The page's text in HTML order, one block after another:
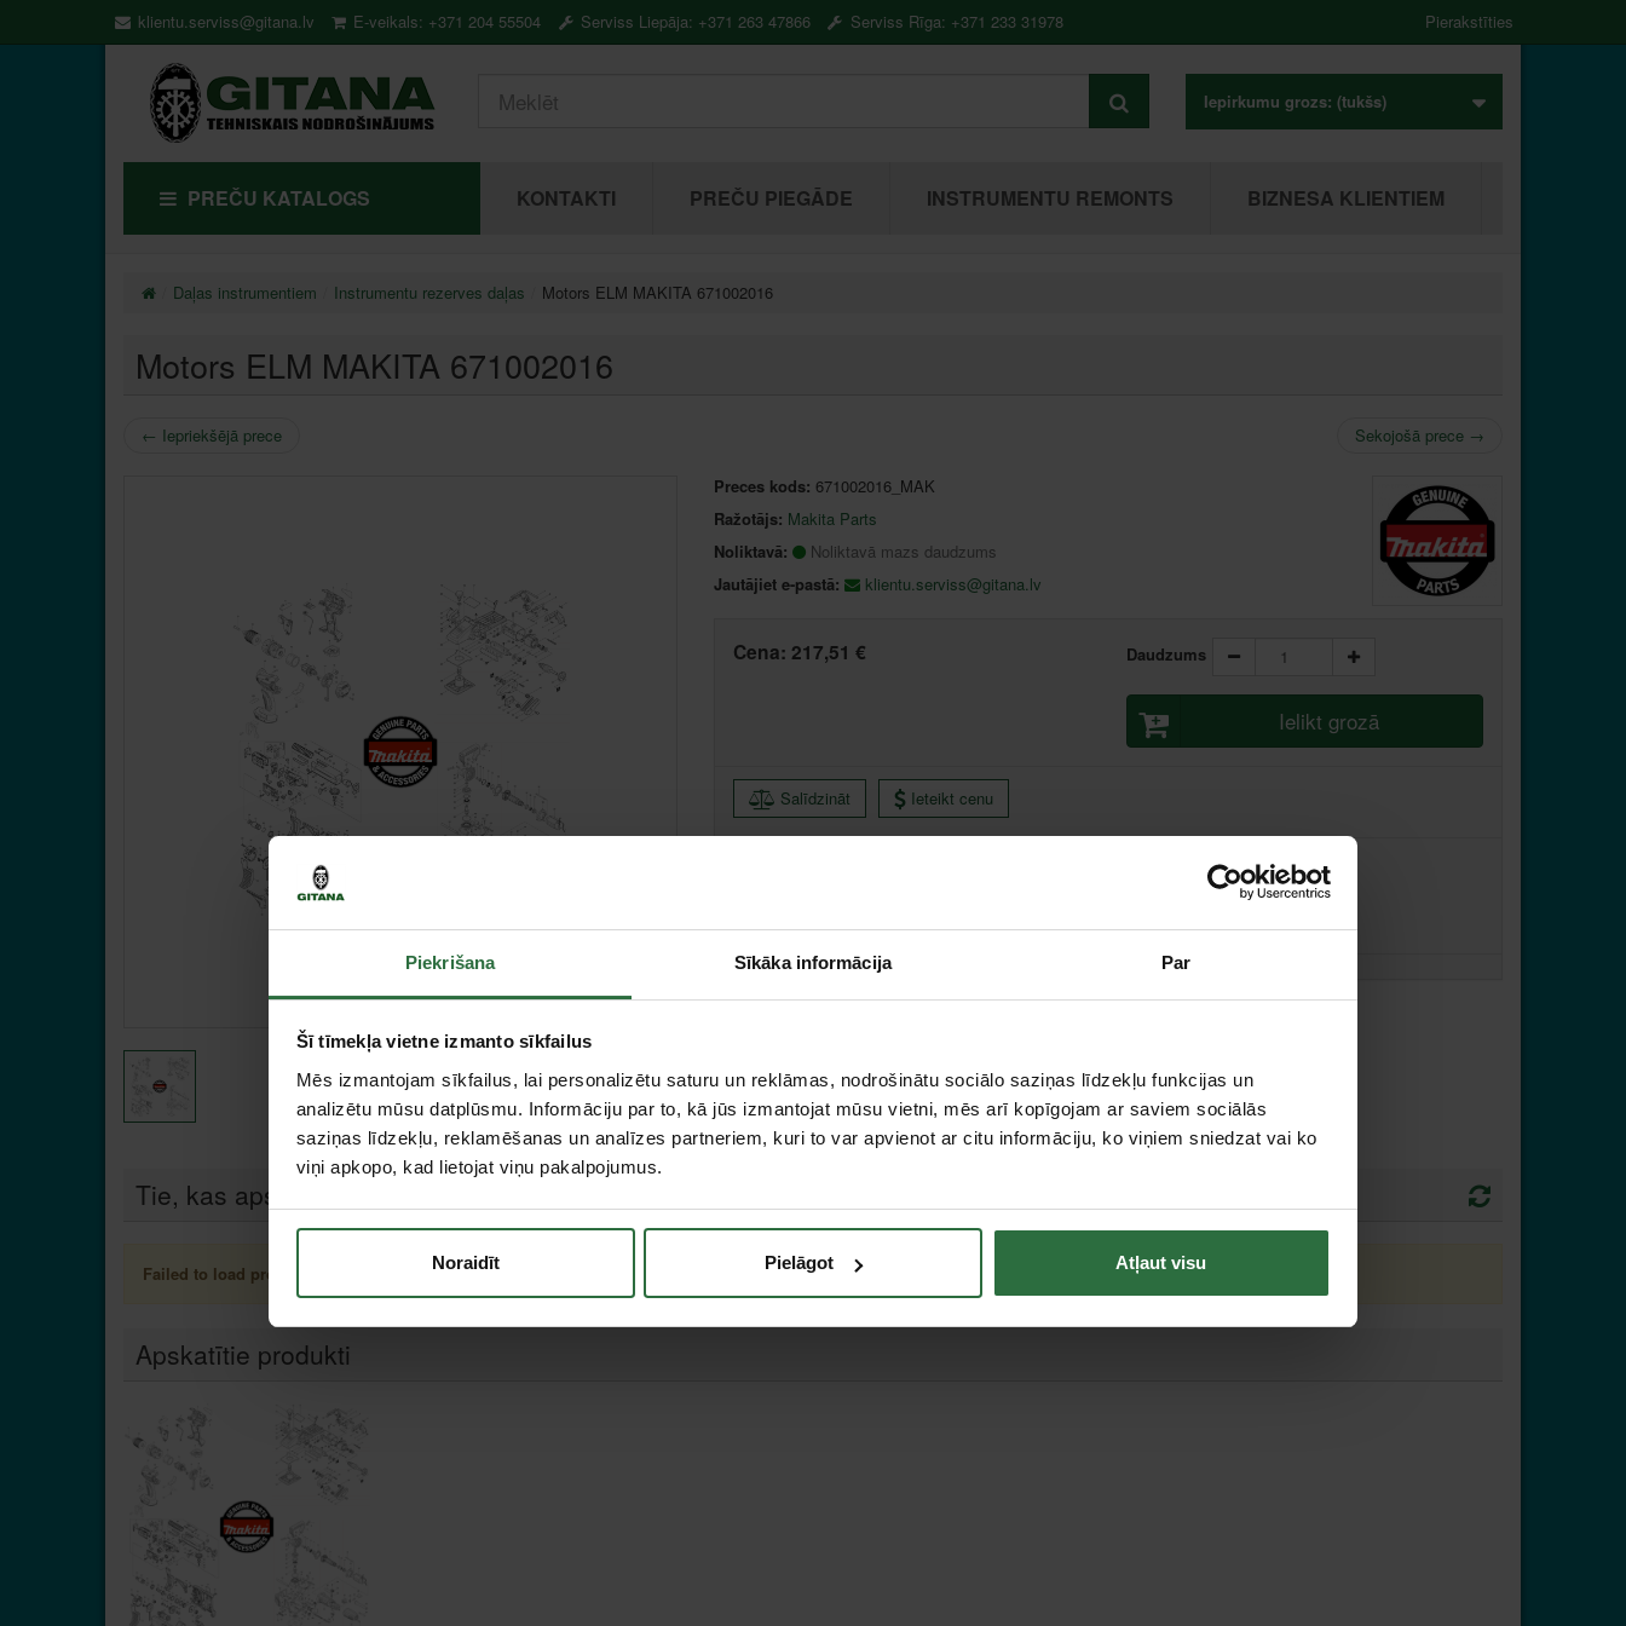
Piekrišana Sīkāka informācija Par
Šī tīmekļa vietne izmanto sīkfailus
Mēs izmantojam sīkfailus, lai personalizētu saturu un reklāmas, nodrošinātu sociālo saziņas līdzekļu funkcijas un
analizētu mūsu datplūsmu. Informāciju par to, kā jūs izmantojat mūsu vietni, mēs arī kopīgojam ar saviem sociālās
saziņas līdzekļu, reklamēšanas un analīzes partneriem, kuri to var apvienot ar citu informāciju, ko viņiem sniedzat vai ko
viņi apkopo, kad lietojat viņu pakalpojumus.
Noraidīt Pielāgot Atļaut visu
klientu.serviss@gitana.lv E-veikals: +371 204 55504 Serviss Liepāja: +371 263 47866 Serviss Rīga: +371 233 31978 Pierakstīties
Iepirkumu grozs: (tukšs)
PREČU KATALOGS KONTAKTI PREČU PIEGĀDE INSTRUMENTU REMONTS BIZNESA KLIENTIEM
Daļas instrumentiem Instrumentu rezerves daļas Motors ELM MAKITA 671002016
Motors ELM MAKITA 671002016
← Iepriekšējā prece Sekojošā prece →
Preces kods: 671002016_MAK
Ražotājs: Makita Parts
Noliktavā:
Noliktavā mazs daudzums
Jautājiet e-pastā:
klientu.serviss@gitana.lv
Cena: 217,51 € Daudzums
Ielikt grozā
Salīdzināt Ieteikt cenu
Minimālā pirmā iemaksa 0.00 €
Tie, kas apskatīja šo preci, tāpat interesējās par...
Failed to load product list.
Apskatītie produkti